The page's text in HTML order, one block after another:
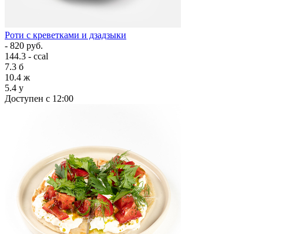
Роти с креветками и дзадзыки
- 820 руб.
144.3 - ccal
7.3 б
10.4 ж
5.4 у
Доступен с 12:00